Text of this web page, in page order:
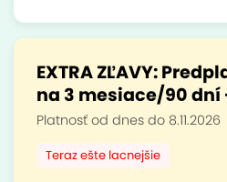
EXTRA ZĽAVY:
na 3 mesiace/90 dní
Platnosť od dnes do 8.11.2026
Teraz ešte lacnejšie